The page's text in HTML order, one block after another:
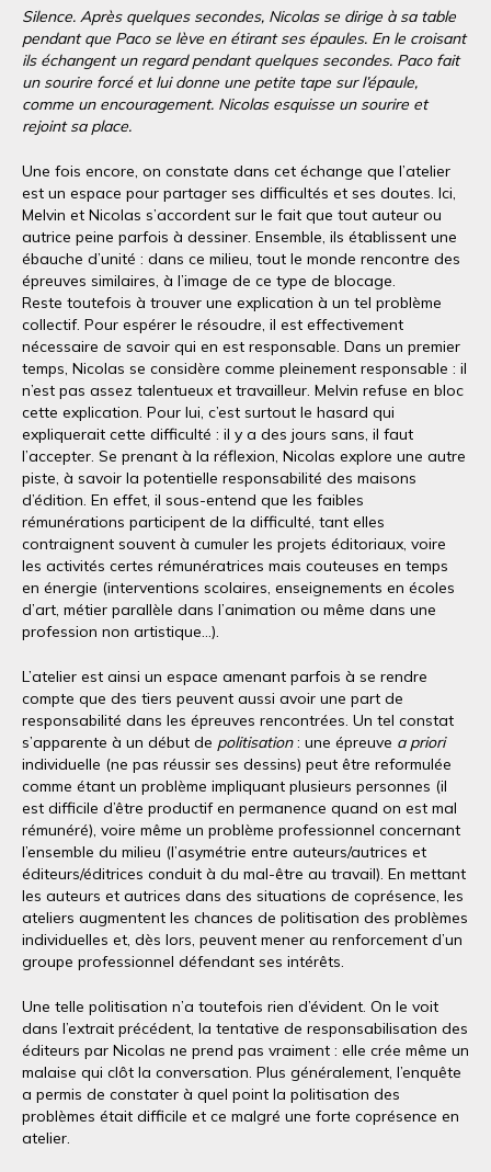
Silence. Après quelques secondes, Nicolas se dirige à sa table
pendant que Paco se lève en étirant ses épaules. En le croisant
ils échangent un regard pendant quelques secondes. Paco fait
un sourire forcé et lui donne une petite tape sur l’épaule,
comme un encouragement. Nicolas esquisse un sourire et
rejoint sa place.
Une fois encore, on constate dans cet échange que l’atelier
est un espace pour partager ses difficultés et ses doutes. Ici,
Melvin et Nicolas s’accordent sur le fait que tout auteur ou
autrice peine parfois à dessiner. Ensemble, ils établissent une
ébauche d’unité : dans ce milieu, tout le monde rencontre des
épreuves similaires, à l’image de ce type de blocage.
Reste toutefois à trouver une explication à un tel problème
collectif. Pour espérer le résoudre, il est effectivement
nécessaire de savoir qui en est responsable. Dans un premier
temps, Nicolas se considère comme pleinement responsable : il
n’est pas assez talentueux et travailleur. Melvin refuse en bloc
cette explication. Pour lui, c’est surtout le hasard qui
expliquerait cette difficulté : il y a des jours sans, il faut
l’accepter. Se prenant à la réflexion, Nicolas explore une autre
piste, à savoir la potentielle responsabilité des maisons
d’édition. En effet, il sous-entend que les faibles
rémunérations participent de la difficulté, tant elles
contraignent souvent à cumuler les projets éditoriaux, voire
les activités certes rémunératrices mais couteuses en temps
en énergie (interventions scolaires, enseignements en écoles
d’art, métier parallèle dans l’animation ou même dans une
profession non artistique…).
L’atelier est ainsi un espace amenant parfois à se rendre
compte que des tiers peuvent aussi avoir une part de
responsabilité dans les épreuves rencontrées. Un tel constat
s’apparente à un début de politisation: une épreuve a priori
individuelle (ne pas réussir ses dessins) peut être reformulée
comme étant un problème impliquant plusieurs personnes (il
est difficile d’être productif en permanence quand on est mal
rémunéré), voire même un problème professionnel concernant
l’ensemble du milieu (l’asymétrie entre auteurs/autrices et
éditeurs/éditrices conduit à du mal-être au travail). En mettant
les auteurs et autrices dans des situations de coprésence, les
ateliers augmentent les chances de politisation des problèmes
individuelles et, dès lors, peuvent mener au renforcement d’un
groupe professionnel défendant ses intérêts.
Une telle politisation n’a toutefois rien d’évident. On le voit
dans l’extrait précédent, la tentative de responsabilisation des
éditeurs par Nicolas ne prend pas vraiment : elle crée même un
malaise qui clôt la conversation. Plus généralement, l’enquête
a permis de constater à quel point la politisation des
problèmes était difficile et ce malgré une forte coprésence en
atelier.